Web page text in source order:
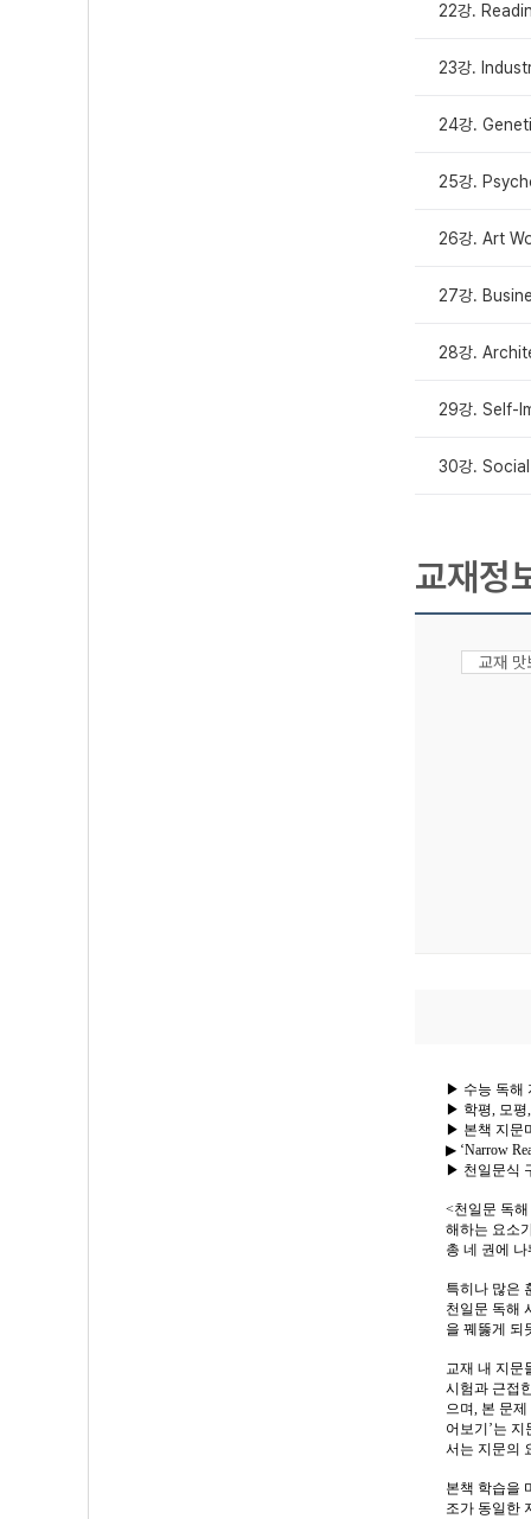
22강.
23강.
24강.
25강.
26강. Art
27강.
28강.
29강. Self-
30강.
교재정
교재
▶ 수능 독해
▶ 학평, 모평
▶ 본책 지문
▶ ‘Narrow
▶ 천일문식
<천일문 독
해하는 요소
총 네 권에
특히나 많은
천일문 독해
을 꿰뚫게 되
교재 내 지문
시험과 근접
으며, 본 문
어보기’는
서는 지문의
본책 학습을
조가 동일한